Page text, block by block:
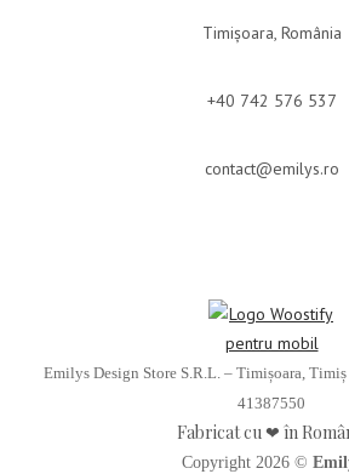
Timișoara, România
+40 742 576 537
contact@emilys.ro
Emilys Design Store S.R.L. – Timișoara,
41387550
Fabricat cu ❤ în
Copyright 2026 ©